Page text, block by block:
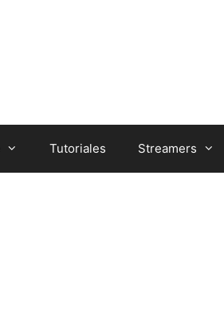
Tutoriales Streamers